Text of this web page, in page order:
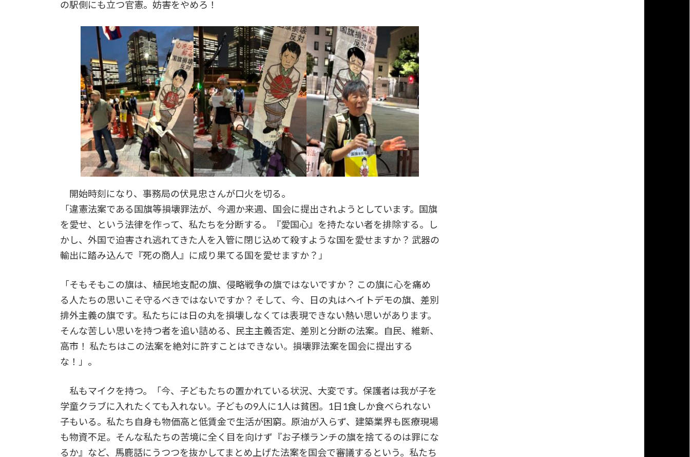
の駅側にも立つ官憲。妨害をやめろ！
開始時刻になり、事務局の伏見忠さんが口火を切る。
「違憲法案である国旗等損壊罪法が、今週か来週、国会に提出されようとしています。国旗
を愛せ、という法律を作って、私たちを分断する。『愛国心』を持たない者を排除する。し
かし、外国で迫害され逃れてきた人を入管に閉じ込めて殺すような国を愛せますか？ 武器の
輸出に踏み込んで『死の商人』に成り果てる国を愛せますか？」
「そもそもこの旗は、植民地支配の旗、侵略戦争の旗ではないですか？ この旗に心を痛め
る人たちの思いこそ守るべきではないですか？ そして、今、日の丸はヘイトデモの旗、差別
排外主義の旗です。私たちには日の丸を損壊しなくては表現できない熱い思いがあります。
そんな苦しい思いを持つ者を追い詰める、民主主義否定、差別と分断の法案。自民、維新、
高市！ 私たちはこの法案を絶対に許すことはできない。損壊罪法案を国会に提出する
な！」。
私もマイクを持つ。「今、子どもたちの置かれている状況、大変です。保護者は我が子を
学童クラブに入れたくても入れない。子どもの9人に1人は貧困。1日1食しか食べられない
子もいる。私たち自身も物価高と低賃金で生活が困窮。原油が入らず、建築業界も医療現場
も物資不足。そんな私たちの苦境に全く目を向けず『お子様ランチの旗を捨てるのは罪にな
るか』など、馬鹿話にうつつを抜かしてまとめ上げた法案を国会で審議するという。私たち